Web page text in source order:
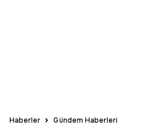
Haberler Gündem Haberleri